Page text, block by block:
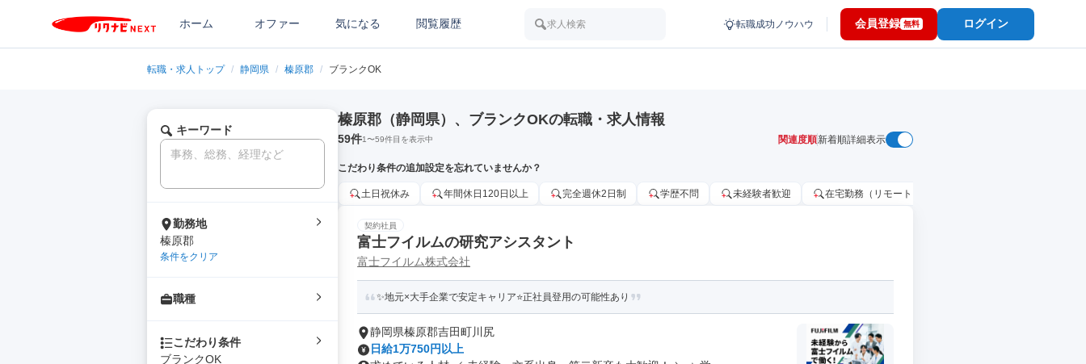
ホーム オファー 気になる 閲覧履歴 求人検索 転職成功ノウハウ 会員登録 無料 ログイン
転職・求人トップ / 静岡県 / 榛原郡 / ブランクOK
キーワード
勤務地
榛原郡
条件をクリア
職種
こだわり条件
ブランクOK
榛原郡（静岡県）、ブランクOKの転職・求人情報
59件1〜59件目を表示中 関連度順新着順詳細表示
こだわり条件の追加設定を忘れていませんか？
土日祝休み 年間休日120日以上 完全週休2日制 学歴不問 未経験者歓迎 在宅勤務（リモートワーク）OK
契約社員
富士フイルムの研究アシスタント
富士フイルム株式会社
✨地元×大手企業で安定キャリア⭐正社員登用の可能性あり
静岡県榛原郡吉田町川尻
日給1万750円以上